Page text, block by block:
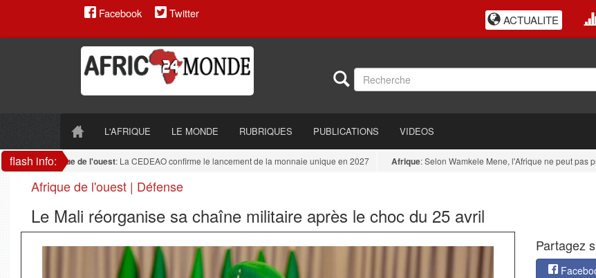
Facebook Twitter ACTUALITE
L'AFRIQUE LE MONDE RUBRIQUES PUBLICATIONS VIDEOS
flash info:
Afrique de l'ouest: La CEDEAO confirme le lancement de la monnaie unique en 2027 Afrique: Selon Wamkele Mene, l'Afrique ne peut pas
Afrique de l'ouest | Défense
Le Mali réorganise sa chaîne militaire après le choc du 25 avril
Partagez